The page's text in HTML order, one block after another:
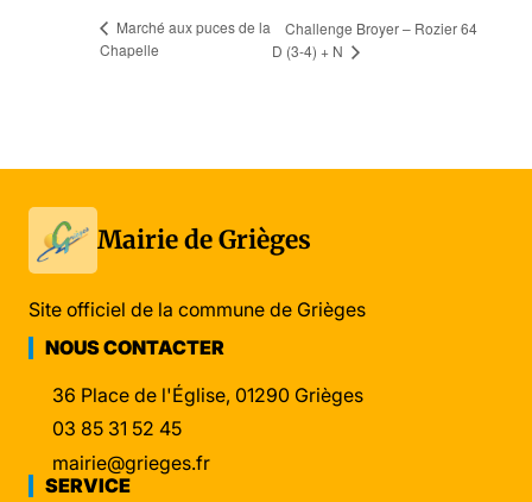
Marché aux puces de la
Chapelle
Challenge Broyer – Rozier 64
D (3-4) + N
Mairie de Grièges
Site officiel de la commune de Grièges
NOUS CONTACTER
36 Place de l'Église, 01290 Grièges
03 85 31 52 45
mairie@grieges.fr
SERVICE